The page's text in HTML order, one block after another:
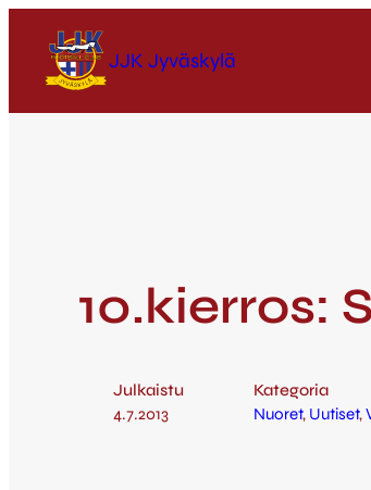
JJK Jyväskylä
10.kierros:
Julkaistu
4.7.2013
Kategoria
Nuoret, Uutiset,